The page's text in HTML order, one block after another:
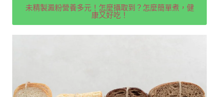
未精製澱粉營養多元！怎麼攝取到？怎麼簡單煮，健
康又好吃！